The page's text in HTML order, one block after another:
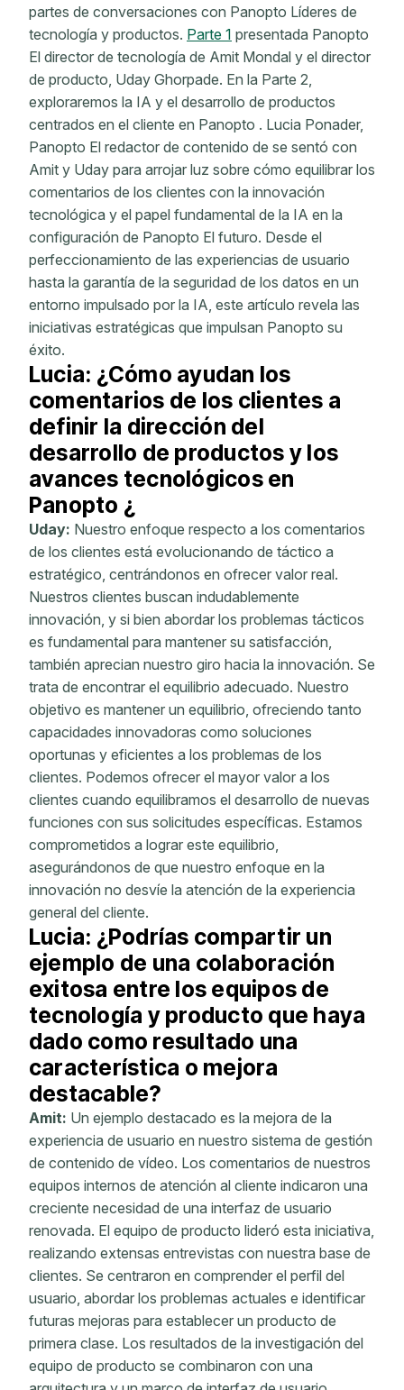
partes de conversaciones con Panopto Líderes de
tecnología y productos. Parte 1 presentada Panopto
El director de tecnología de Amit Mondal y el director
de producto, Uday Ghorpade. En la Parte 2,
exploraremos la IA y el desarrollo de productos
centrados en el cliente en Panopto . Lucia Ponader,
Panopto El redactor de contenido de se sentó con
Amit y Uday para arrojar luz sobre cómo equilibrar los
comentarios de los clientes con la innovación
tecnológica y el papel fundamental de la IA en la
configuración de Panopto El futuro. Desde el
perfeccionamiento de las experiencias de usuario
hasta la garantía de la seguridad de los datos en un
entorno impulsado por la IA, este artículo revela las
iniciativas estratégicas que impulsan Panopto su
éxito.
Lucia: ¿Cómo ayudan los
comentarios de los clientes a
definir la dirección del
desarrollo de productos y los
avances tecnológicos en
Panopto ¿
Uday: Nuestro enfoque respecto a los comentarios
de los clientes está evolucionando de táctico a
estratégico, centrándonos en ofrecer valor real.
Nuestros clientes buscan indudablemente
innovación, y si bien abordar los problemas tácticos
es fundamental para mantener su satisfacción,
también aprecian nuestro giro hacia la innovación. Se
trata de encontrar el equilibrio adecuado. Nuestro
objetivo es mantener un equilibrio, ofreciendo tanto
capacidades innovadoras como soluciones
oportunas y eficientes a los problemas de los
clientes. Podemos ofrecer el mayor valor a los
clientes cuando equilibramos el desarrollo de nuevas
funciones con sus solicitudes específicas. Estamos
comprometidos a lograr este equilibrio,
asegurándonos de que nuestro enfoque en la
innovación no desvíe la atención de la experiencia
general del cliente.
Lucia: ¿Podrías compartir un
ejemplo de una colaboración
exitosa entre los equipos de
tecnología y producto que haya
dado como resultado una
característica o mejora
destacable?
Amit: Un ejemplo destacado es la mejora de la
experiencia de usuario en nuestro sistema de gestión
de contenido de vídeo. Los comentarios de nuestros
equipos internos de atención al cliente indicaron una
creciente necesidad de una interfaz de usuario
renovada. El equipo de producto lideró esta iniciativa,
realizando extensas entrevistas con nuestra base de
clientes. Se centraron en comprender el perfil del
usuario, abordar los problemas actuales e identificar
futuras mejoras para establecer un producto de
primera clase. Los resultados de la investigación del
equipo de producto se combinaron con una